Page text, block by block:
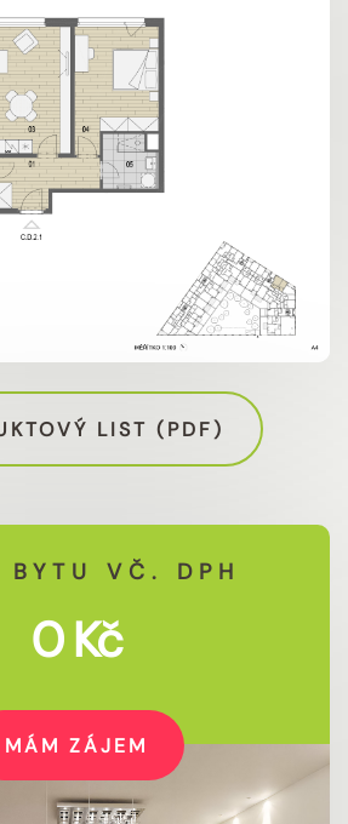
LIST (PDF)
BYTU VČ. DPH
0 Kč
MÁM ZÁJEM